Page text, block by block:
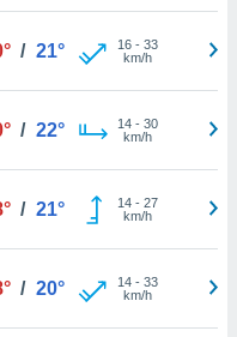
/ 21° 16- 33
km/h
/ 22° 14- 30
km/h
/ 21° 14- 27
km/h
/ 20° 14- 33
km/h